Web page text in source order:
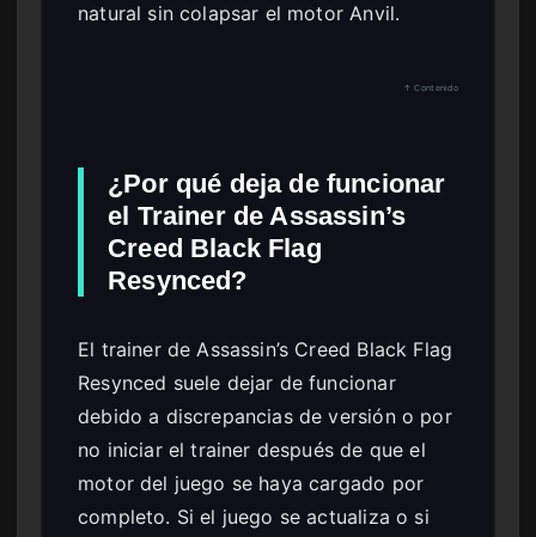
natural sin colapsar el motor Anvil.
↑ Contenido
¿Por qué deja de funcionar
el Trainer de Assassin’s
Creed Black Flag
Resynced?
El trainer de Assassin’s Creed Black Flag
Resynced suele dejar de funcionar
debido a discrepancias de versión o por
no iniciar el trainer después de que el
motor del juego se haya cargado por
completo. Si el juego se actualiza o si